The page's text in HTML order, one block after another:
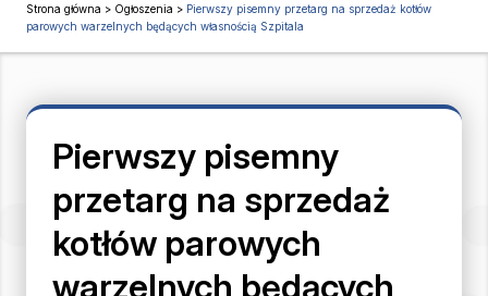
Strona główna > Ogłoszenia > Pierwszy pisemny przetarg na sprzedaż kotłów
parowych warzelnych będących własnością Szpitala
Pierwszy pisemny
przetarg na sprzedaż
kotłów parowych
warzelnych będących